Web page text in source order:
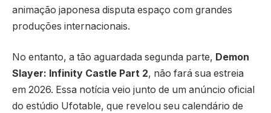
animação japonesa disputa espaço com grandes
produções internacionais.
No entanto, a tão aguardada segunda parte, Demon
Slayer: Infinity Castle Part 2, não fará sua estreia
em 2026. Essa notícia veio junto de um anúncio oficial
do estúdio Ufotable, que revelou seu calendário de